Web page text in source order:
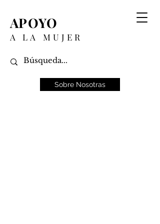
APOYO
A LA MUJER
Sobre Nosotras